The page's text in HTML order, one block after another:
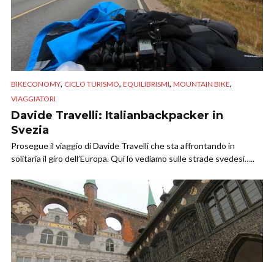
BIKECONOMY, CICLO TURISMO, EQUILIBRISMI, MOUNTAIN BIKE,
VIAGGIATORI
Davide Travelli: Italianbackpacker in
Svezia
Prosegue il viaggio di Davide Travelli che sta affrontando in
solitaria il giro dell’Europa. Qui lo vediamo sulle strade svedesi…..